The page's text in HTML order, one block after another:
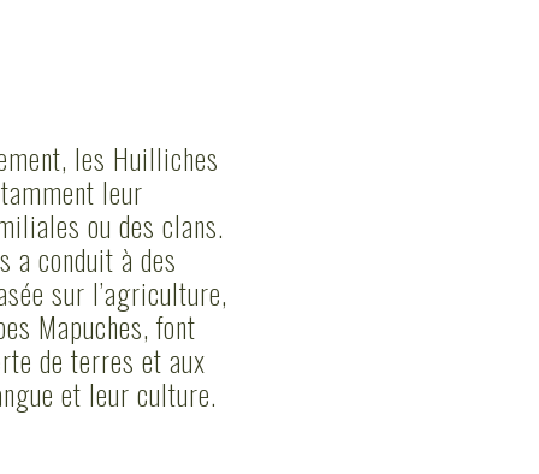
les Huilliches
leur
ou des clans.
a conduit à des
sur l’agriculture,
Mapuches, font
de terres et aux
et leur culture.